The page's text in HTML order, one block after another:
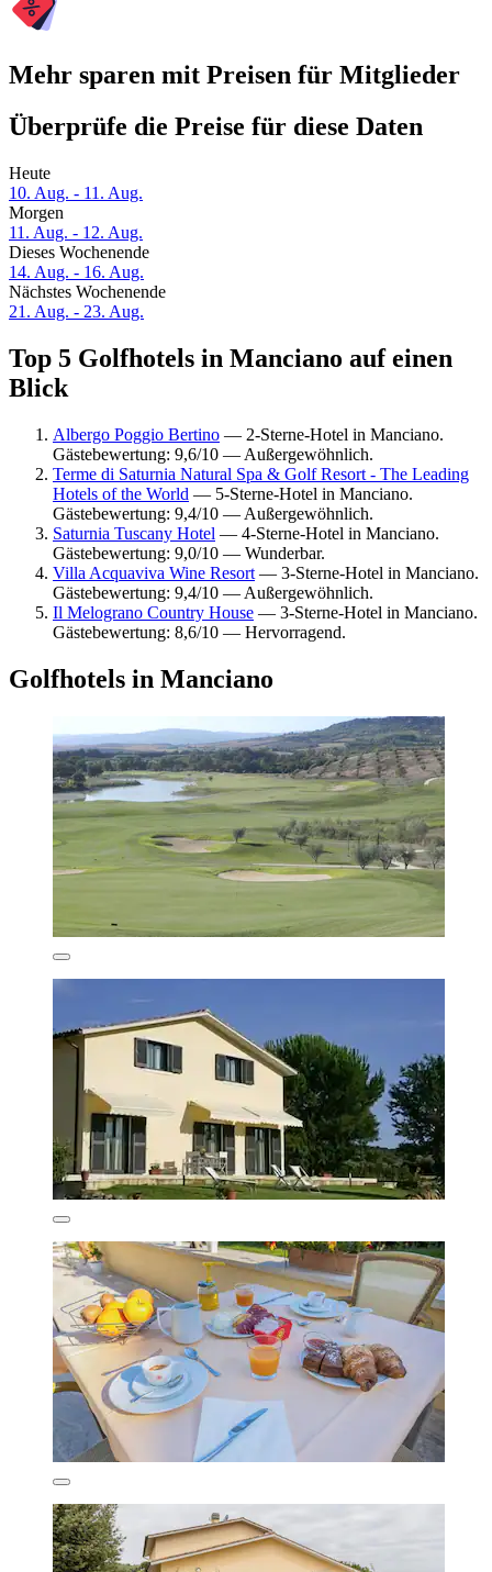
Mehr sparen mit Preisen für Mitglieder
Überprüfe die Preise für diese Daten
Heute
10. Aug. - 11. Aug.
Morgen
11. Aug. - 12. Aug.
Dieses Wochenende
14. Aug. - 16. Aug.
Nächstes Wochenende
21. Aug. - 23. Aug.
Top 5 Golfhotels in Manciano auf einen
Blick
Albergo Poggio Bertino — 2-Sterne-Hotel in Manciano.
Gästebewertung: 9,6/10 — Außergewöhnlich.
Terme di Saturnia Natural Spa & Golf Resort - The Leading
Hotels of the World — 5-Sterne-Hotel in Manciano.
Gästebewertung: 9,4/10 — Außergewöhnlich.
Saturnia Tuscany Hotel — 4-Sterne-Hotel in Manciano.
Gästebewertung: 9,0/10 — Wunderbar.
Villa Acquaviva Wine Resort — 3-Sterne-Hotel in Manciano.
Gästebewertung: 9,4/10 — Außergewöhnlich.
Il Melograno Country House — 3-Sterne-Hotel in Manciano.
Gästebewertung: 8,6/10 — Hervorragend.
Golfhotels in Manciano